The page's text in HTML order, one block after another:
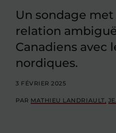
Un sondage
relation
Canadiens avec
nordiques.
3 FÉVRIER 2025
PAR MATHIEU LANDRIAULT